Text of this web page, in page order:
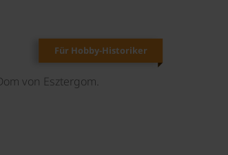
Für Hobby-Historiker